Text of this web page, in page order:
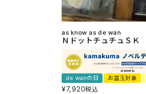
as know as de wan
ＮドットチュチュＳＫ
de wanの日 お盆玉対象
¥7,920税込